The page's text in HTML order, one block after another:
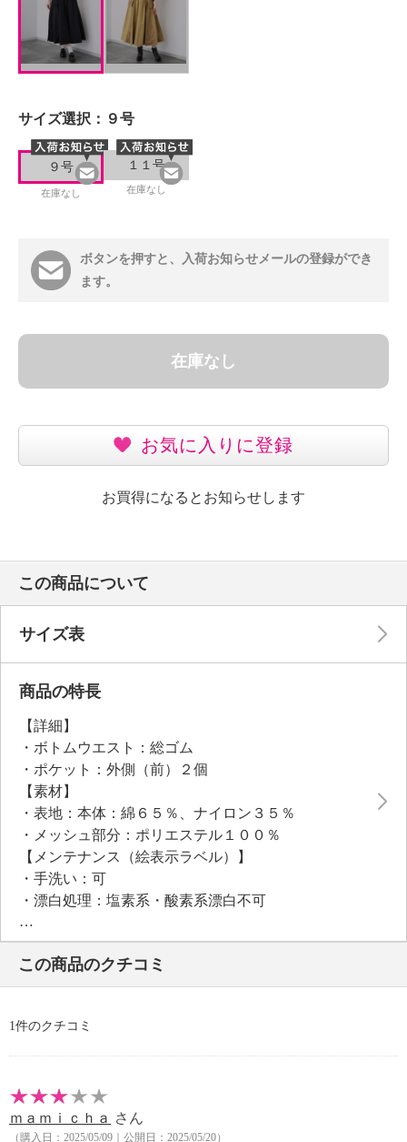
サイズ選択： ９号
９号
在庫なし
１１号
在庫なし
ボタンを押すと、入荷お知らせメールの登録ができ
ます。
在庫なし
お気に入りに登録
お買得になるとお知らせします
この商品について
サイズ表
商品の特長
【詳細】
・ボトムウエスト：総ゴム
・ポケット：外側（前）２個
【素材】
・表地：本体：綿６５％、ナイロン３５％
・メッシュ部分：ポリエステル１００％
【メンテナンス（絵表示ラベル）】
・手洗い：可
・漂白処理：塩素系・酸素系漂白不可
・タンブル乾燥：不可
・自然乾燥：日陰の吊り干し
・アイロン仕上げ：可（低温）
・ドライクリーニング：石油系ドライクリーニング可
【個体差あり】
・個体差あり
・中国製
この商品のクチコミ
1件のクチコミ
ｍａｍｉｃｈａ さん
（購入日：2025/05/09｜公開日：2025/05/20）